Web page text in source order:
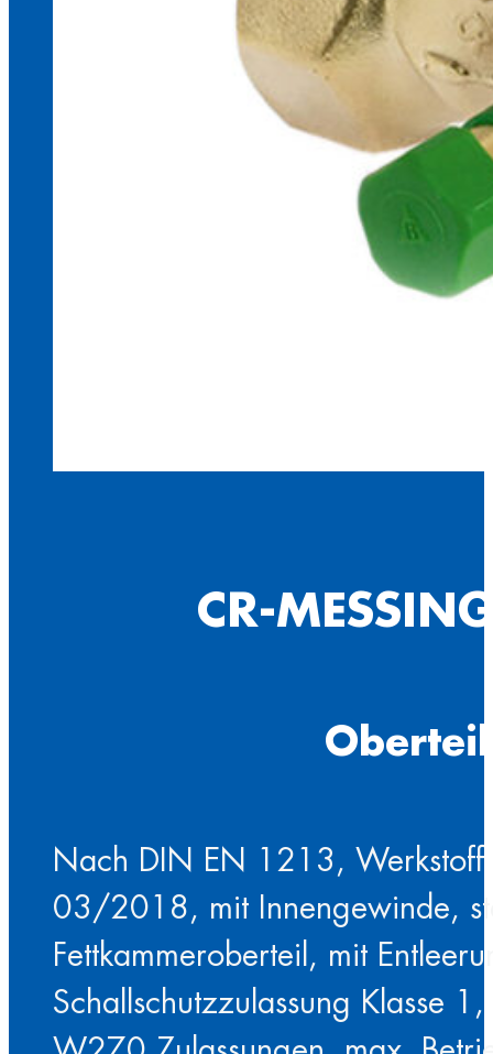
CR-
Nach DIN EN 1213,
03/2018, mit Innengewinde,
Fettkammeroberteil, mit
Schallschutzzulassung Klasse